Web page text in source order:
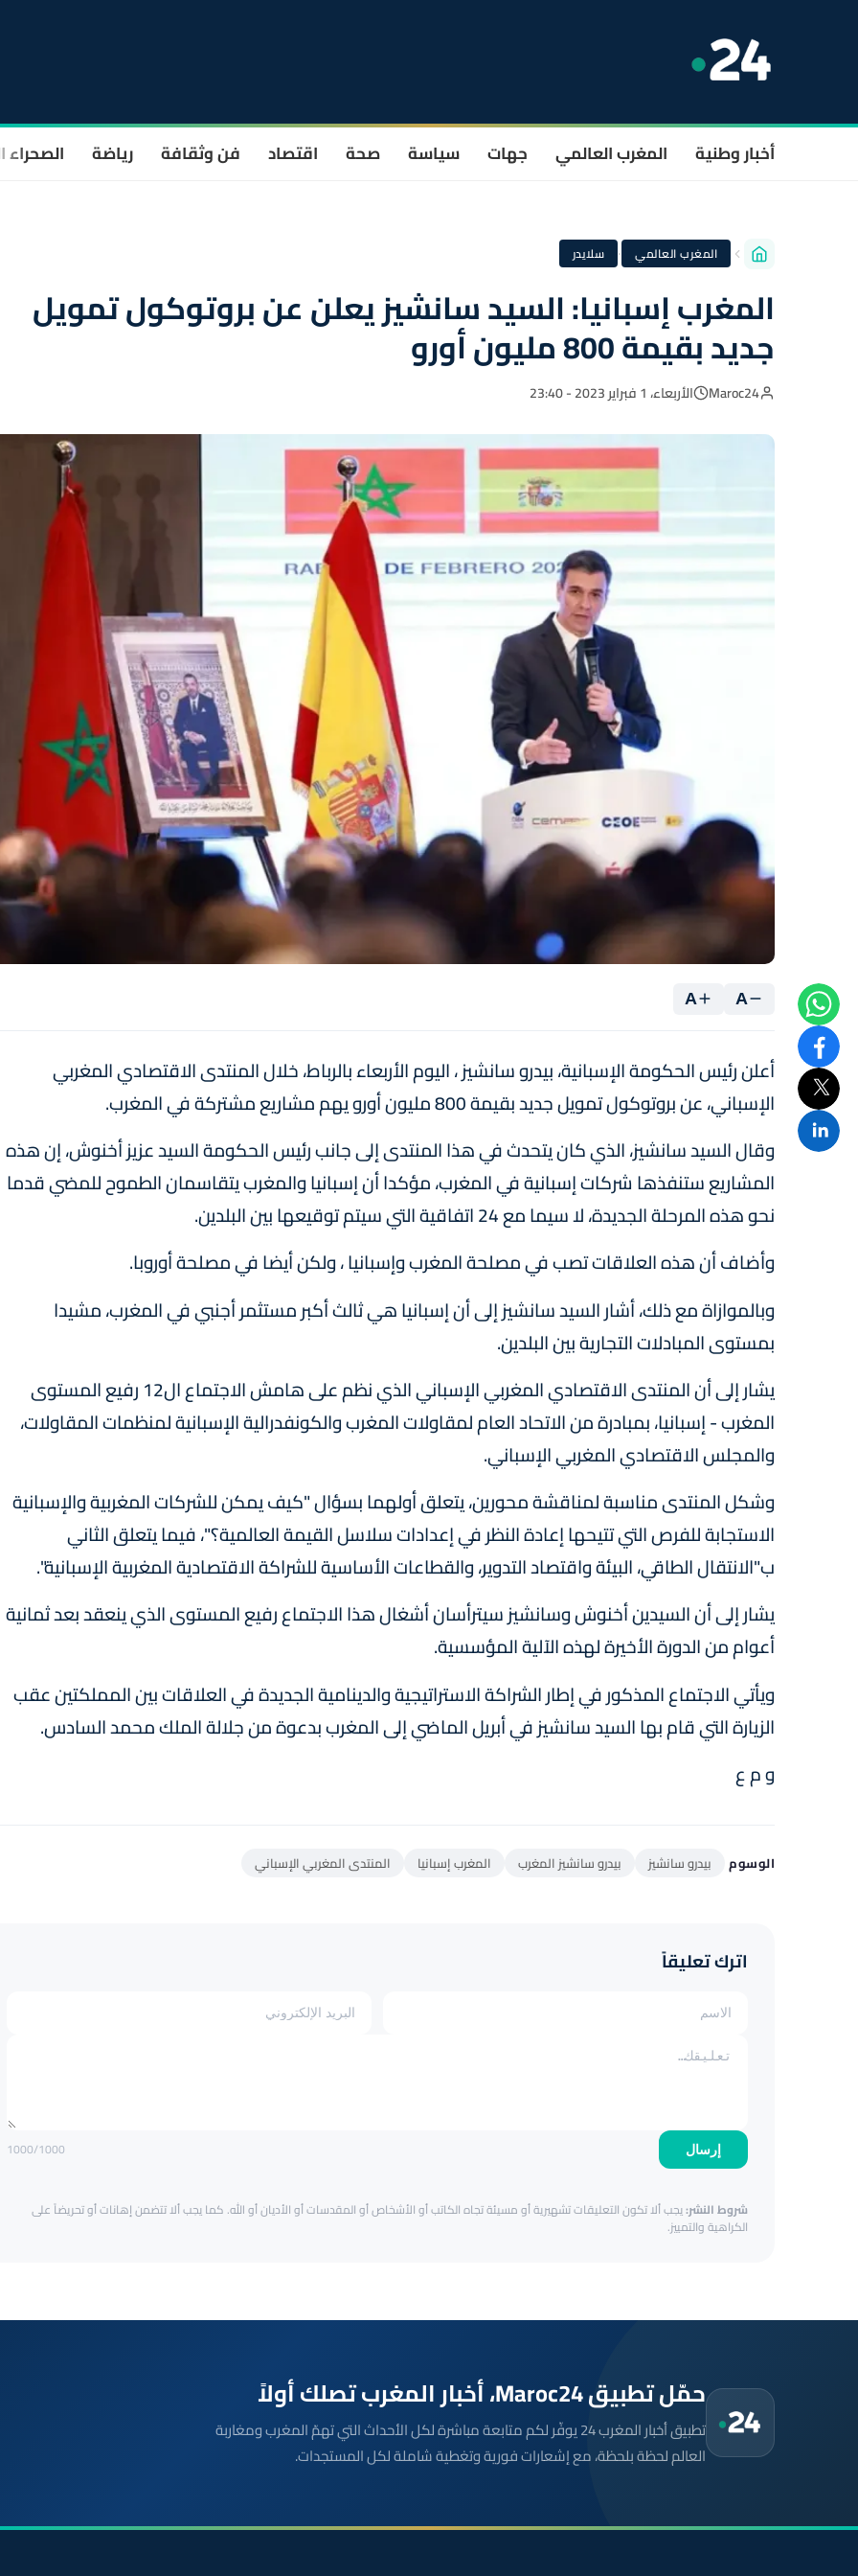
أخبار وطنية المغرب العالمي جهات سياسة صحة اقتصاد فن وثقافة رياضة الصحراء
المغرب العالمي · سلايدر
المغرب إسبانيا: السيد سانشيز يعلن عن بروتوكول تمويل
جديد بقيمة 800 مليون أورو
Maroc24 الأربعاء، 1 فبراير 2023 - 23:40
A
A
أعلن رئيس الحكومة الإسبانية، بيدرو سانشيز ، اليوم الأربعاء بالرباط، خلال المنتدى الاقتصادي المغربي
الإسباني، عن بروتوكول تمويل جديد بقيمة 800 مليون أورو يهم مشاريع مشتركة في المغرب.
وقال السيد سانشيز، الذي كان يتحدث في هذا المنتدى إلى جانب رئيس الحكومة السيد عزيز أخنوش، إن هذه
المشاريع ستنفذها شركات إسبانية في المغرب، مؤكدا أن إسبانيا والمغرب يتقاسمان الطموح للمضي قدما
نحو هذه المرحلة الجديدة، لا سيما مع 24 اتفاقية التي سيتم توقيعها بين البلدين.
وأضاف أن هذه العلاقات تصب في مصلحة المغرب وإسبانيا ، ولكن أيضا في مصلحة أوروبا.
وبالموازاة مع ذلك، أشار السيد سانشيز إلى أن إسبانيا هي ثالث أكبر مستثمر أجنبي في المغرب، مشيدا
بمستوى المبادلات التجارية بين البلدين.
يشار إلى أن المنتدى الاقتصادي المغربي الإسباني الذي نظم على هامش الاجتماع ال12 رفيع المستوى
المغرب - إسبانيا، بمبادرة من الاتحاد العام لمقاولات المغرب والكونفدرالية الإسبانية لمنظمات المقاولات،
والمجلس الاقتصادي المغربي الإسباني.
وشكل المنتدى مناسبة لمناقشة محورين، يتعلق أولهما بسؤال "كيف يمكن للشركات المغربية والإسبانية
الاستجابة للفرص التي تتيحها إعادة النظر في إعدادات سلاسل القيمة العالمية؟"، فيما يتعلق الثاني
ب"الانتقال الطاقي، البيئة واقتصاد التدوير، والقطاعات الأساسية للشراكة الاقتصادية المغربية الإسبانية".
يشار إلى أن السيدين أخنوش وسانشيز سيترأسان أشغال هذا الاجتماع رفيع المستوى الذي ينعقد بعد ثمانية
أعوام من الدورة الأخيرة لهذه الآلية المؤسسية.
ويأتي الاجتماع المذكور في إطار الشراكة الاستراتيجية والدينامية الجديدة في العلاقات بين المملكتين عقب
الزيارة التي قام بها السيد سانشيز في أبريل الماضي إلى المغرب بدعوة من جلالة الملك محمد السادس.
و م ع
الوسوم بيدرو سانشيز بيدرو سانشيز المغرب المغرب إسبانيا المنتدى المغربي الإسباني
اترك تعليقاً
إرسال 1000/1000
شروط النشر:يجب ألا تكون التعليقات تشهيرية أو مسيئة تجاه الكاتب أو الأشخاص أو المقدسات أو الأديان أو الله. كما يجب ألا تتضمن إهانات أو تحريضاً على
الكراهية والتمييز.
حمّل تطبيق Maroc24، أخبار المغرب تصلك أولاً
تطبيق أخبار المغرب 24 يوفّر لكم متابعة مباشرة لكل الأحداث التي تهمّ المغرب ومغاربة
العالم لحظة بلحظة، مع إشعارات فورية وتغطية شاملة لكل المستجدات.